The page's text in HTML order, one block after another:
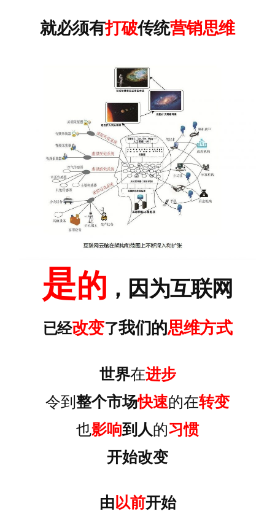
就必须有打破传统营销思维
是的 ，因为互联网
已经改变了我们的思维方式
世界在进步
令到整个市场快速的在转变
也影响到人的习惯
开始改变
由以前开始